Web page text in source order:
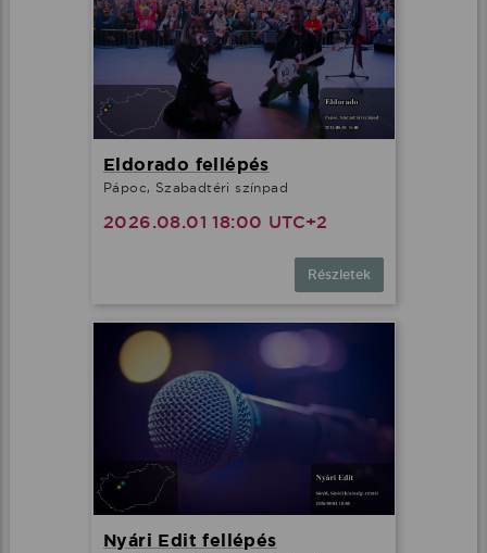
Eldorado fellépés
Pápoc, Szabadtéri színpad
2026.08.01 18:00 UTC+2
Részletek
Nyári Edit fellépés